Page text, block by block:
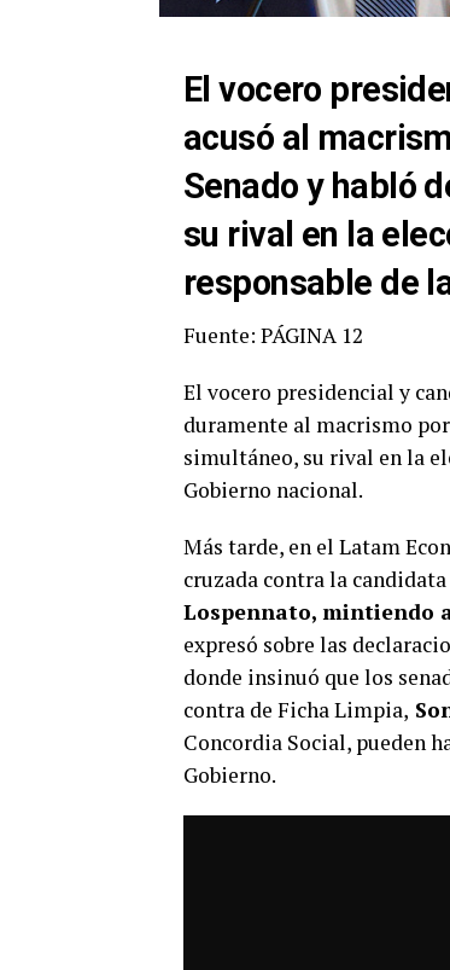
El vocero
acusó al
Senado y habló
su rival en la
responsable de
Fuente: PÁGINA 12
El vocero presidencial y
duramente al macrismo
simultáneo, su rival en la
Gobierno nacional.
Más tarde, en el Latam
cruzada contra la
Lospennato, mintiendo
expresó sobre las
donde insinuó que los
contra de Ficha Limpia,
Concordia Social, pueden
Gobierno.